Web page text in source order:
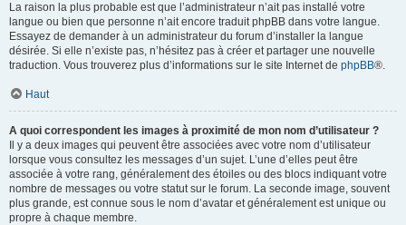
La raison la plus probable est que l’administrateur n’ait pas installé votre
langue ou bien que personne n’ait encore traduit phpBB dans votre langue.
Essayez de demander à un administrateur du forum d’installer la langue
désirée. Si elle n’existe pas, n’hésitez pas à créer et partager une nouvelle
traduction. Vous trouverez plus d’informations sur le site Internet de phpBB®.
Haut
A quoi correspondent les images à proximité de mon nom d’utilisateur ?
Il y a deux images qui peuvent être associées avec votre nom d’utilisateur
lorsque vous consultez les messages d’un sujet. L’une d’elles peut être
associée à votre rang, généralement des étoiles ou des blocs indiquant votre
nombre de messages ou votre statut sur le forum. La seconde image, souvent
plus grande, est connue sous le nom d’avatar et généralement est unique ou
propre à chaque membre.